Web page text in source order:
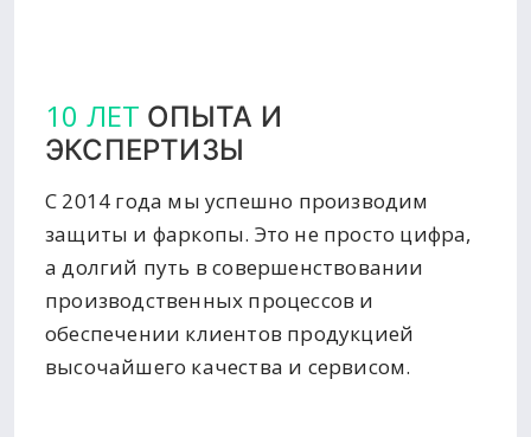
10 ЛЕТ ОПЫТА И
ЭКСПЕРТИЗЫ
С 2014 года мы успешно производим
защиты и фаркопы. Это не просто цифра,
а долгий путь в совершенствовании
производственных процессов и
обеспечении клиентов продукцией
высочайшего качества и сервисом.